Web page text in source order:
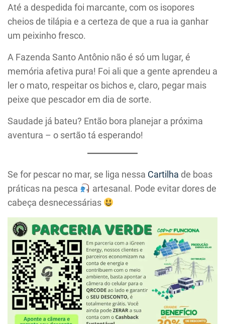
Até a despedida foi marcante, com os isopores
cheios de tilápia e a certeza de que a rua ia ganhar
um peixinho fresco.
A Fazenda Santo Antônio não é só um lugar, é
memória afetiva pura! Foi ali que a gente aprendeu a
ler o mato, respeitar os bichos e, claro, pegar mais
peixe que pescador em dia de sorte.
Saudade já bateu? Então bora planejar a próxima
aventura – o sertão tá esperando!
Se for pescar no mar, se liga nessa Cartilha de boas
práticas na pesca
artesanal. Pode evitar dores de
cabeça desnecessárias